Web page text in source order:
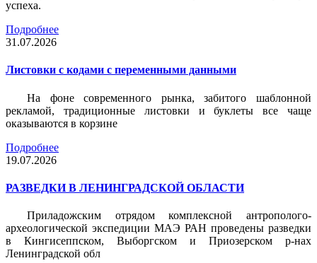
успеха.
Подробнее
31.07.2026
Листовки c кодами с переменными данными
На фоне современного рынка, забитого шаблонной
рекламой, традиционные листовки и буклеты все чаще
оказываются в корзине
Подробнее
19.07.2026
РАЗВЕДКИ В ЛЕНИНГРАДСКОЙ ОБЛАСТИ
Приладожским отрядом комплексной антрополого-
археологической экспедиции МАЭ РАН проведены разведки
в Кингисеппском, Выборгском и Приозерском р-нах
Ленинградской обл